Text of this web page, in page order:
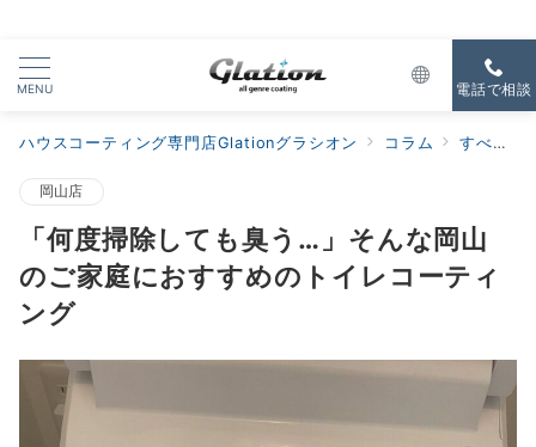
MENU 電話で相談
ハウスコーティング専門店Glationグラシオン コラム すべての新着
岡山店
「何度掃除しても臭う…」そんな岡山
のご家庭におすすめのトイレコーティ
ング